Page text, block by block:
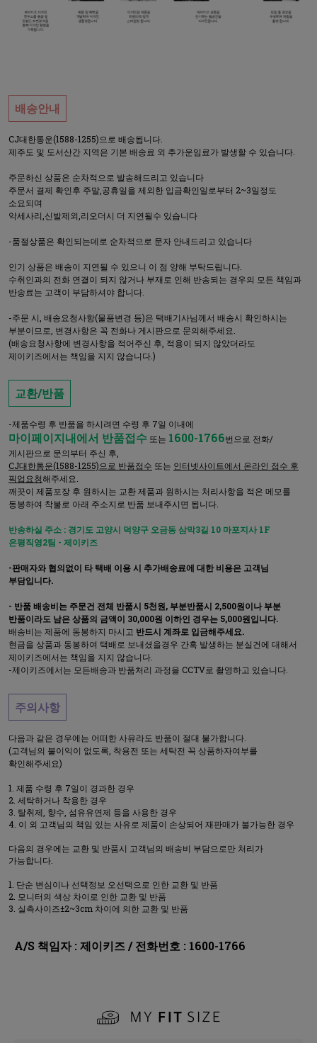
배송안내
CJ대한통운(1588-1255)으로 배송됩니다.
제주도 및 도서산간 지역은 기본 배송료 외 추가운임료가 발생할 수 있습니다.
주문하신 상품은 순차적으로 발송해드리고 있습니다
주문서 결제 확인후 주말,공휴일을 제외한 입금확인일로부터 2~3일정도
소요되며
악세사리,신발제외,리오더시 더 지연될수 있습니다
-품절상품은 확인되는데로 순차적으로 문자 안내드리고 있습니다
인기 상품은 배송이 지연될 수 있으니 이 점 양해 부탁드립니다.
수취인과의 전화 연결이 되지 않거나 부재로 인해 반송되는 경우의 모든 책임과
반송료는 고객이 부담하셔야 합니다.
-주문 시, 배송요청사항(물품변경 등)은 택배기사님께서 배송시 확인하시는
부분이므로, 변경사항은 꼭 전화나 게시판으로 문의해주세요.
(배송요청사항에 변경사항을 적어주신 후, 적용이 되지 않았더라도
제이키즈에서는 책임을 지지 않습니다.)
교환/반품
-제품수령 후 반품을 하시려면 수령 후 7일 이내에
마이페이지내에서 반품접수 또는 1600-1766번으로 전화/
게시판으로 문의부터 주신 후,
CJ대한통운(1588-1255)으로 반품접수 또는 인터넷사이트에서 온라인 접수 후
픽업요청해주세요.
깨끗이 제품포장 후 원하시는 교환 제품과 원하시는 처리사항을 적은 메모를
동봉하여 착불로 아래 주소지로 반품 보내주시면 됩니다.
반송하실 주소 : 경기도 고양시 덕양구 오금동 삼막3길 10 마포지사 1F
은평직영2팀 - 제이키즈
-판매자와 협의없이 타 택배 이용 시 추가배송료에 대한 비용은 고객님
부담입니다.
- 반품 배송비는 주문건 전체 반품시 5천원, 부분반품시 2,500원이나 부분
반품이라도 남은 상품의 금액이 30,000원 이하인 경우는 5,000원입니다.
배송비는 제품에 동봉하지 마시고 반드시 계좌로 입금해주세요.
현금을 상품과 동봉하여 택배로 보내셨을경우 간혹 발생하는 분실건에 대해서
제이키즈에서는 책임을 지지 않습니다.
-제이키즈에서는 모든배송과 반품처리 과정을 CCTV로 촬영하고 있습니다.
주의사항
다음과 같은 경우에는 어떠한 사유라도 반품이 절대 불가합니다.
(고객님의 불이익이 없도록, 착용전 또는 세탁전 꼭 상품하자여부를
확인해주세요)
제품 수령 후 7일이 경과한 경우
세탁하거나 착용한 경우
탈취제, 향수, 섬유유연제 등을 사용한 경우
이 외 고객님의 책임 있는 사유로 제품이 손상되어 재판매가 불가능한 경우
다음의 경우에는 교환 및 반품시 고객님의 배송비 부담으로만 처리가
가능합니다.
단순 변심이나 선택정보 오선택으로 인한 교환 및 반품
모니터의 색상 차이로 인한 교환 및 반품
실측사이즈±2~3cm 차이에 의한 교환 및 반품
A/S 책임자 : 제이키즈 / 전화번호 : 1600-1766